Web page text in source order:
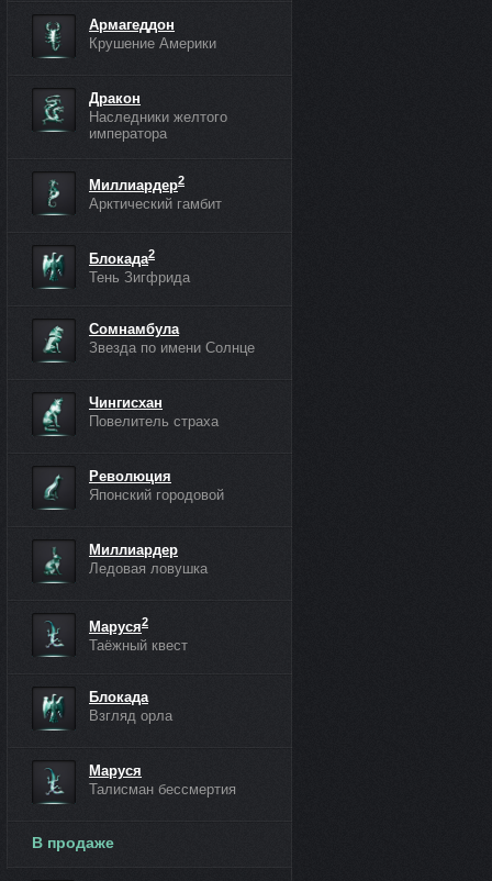
Армагеддон
Крушение Америки
Дракон
Наследники желтого
императора
Миллиардер2
Арктический гамбит
Блокада2
Тень Зигфрида
Сомнамбула
Звезда по имени Солнце
Чингисхан
Повелитель страха
Революция
Японский городовой
Миллиардер
Ледовая ловушка
Маруся2
Таёжный квест
Блокада
Взгляд орла
Маруся
Талисман бессмертия
В продаже